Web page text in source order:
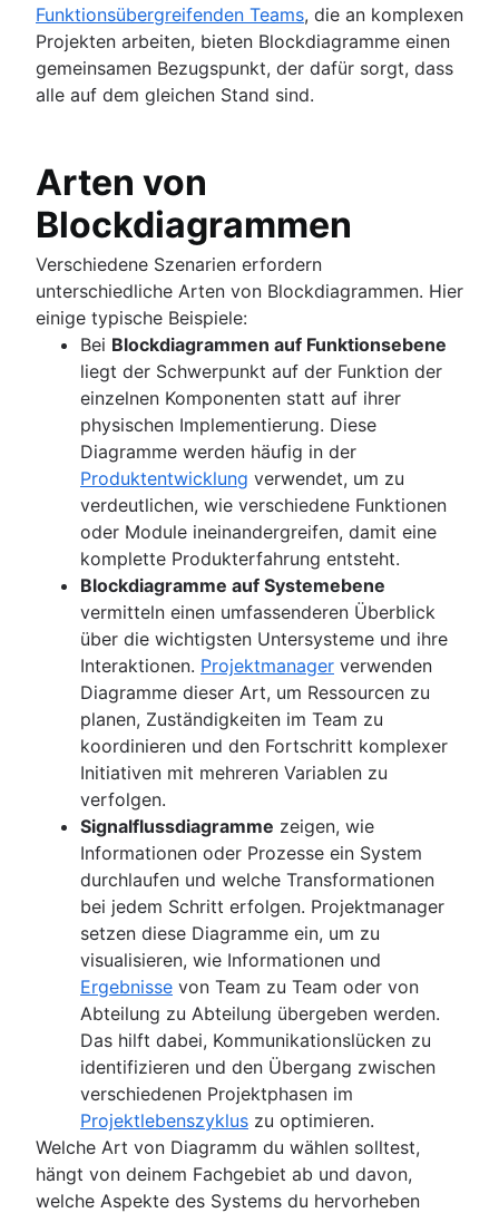
Funktionsübergreifenden Teams, die an komplexen
Projekten arbeiten, bieten Blockdiagramme einen
gemeinsamen Bezugspunkt, der dafür sorgt, dass
alle auf dem gleichen Stand sind.
Arten von
Blockdiagrammen
Verschiedene Szenarien erfordern
unterschiedliche Arten von Blockdiagrammen. Hier
einige typische Beispiele:
Bei Blockdiagrammen auf Funktionsebene
liegt der Schwerpunkt auf der Funktion der
einzelnen Komponenten statt auf ihrer
physischen Implementierung. Diese
Diagramme werden häufig in der
Produktentwicklung verwendet, um zu
verdeutlichen, wie verschiedene Funktionen
oder Module ineinandergreifen, damit eine
komplette Produkterfahrung entsteht.
Blockdiagramme auf Systemebene
vermitteln einen umfassenderen Überblick
über die wichtigsten Untersysteme und ihre
Interaktionen. Projektmanager verwenden
Diagramme dieser Art, um Ressourcen zu
planen, Zuständigkeiten im Team zu
koordinieren und den Fortschritt komplexer
Initiativen mit mehreren Variablen zu
verfolgen.
Signalflussdiagramme zeigen, wie
Informationen oder Prozesse ein System
durchlaufen und welche Transformationen
bei jedem Schritt erfolgen. Projektmanager
setzen diese Diagramme ein, um zu
visualisieren, wie Informationen und
Ergebnisse von Team zu Team oder von
Abteilung zu Abteilung übergeben werden.
Das hilft dabei, Kommunikationslücken zu
identifizieren und den Übergang zwischen
verschiedenen Projektphasen im
Projektlebenszyklus zu optimieren.
Welche Art von Diagramm du wählen solltest,
hängt von deinem Fachgebiet ab und davon,
welche Aspekte des Systems du hervorheben